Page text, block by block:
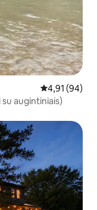
Vidutinis
4,91 (94)
augintiniais)